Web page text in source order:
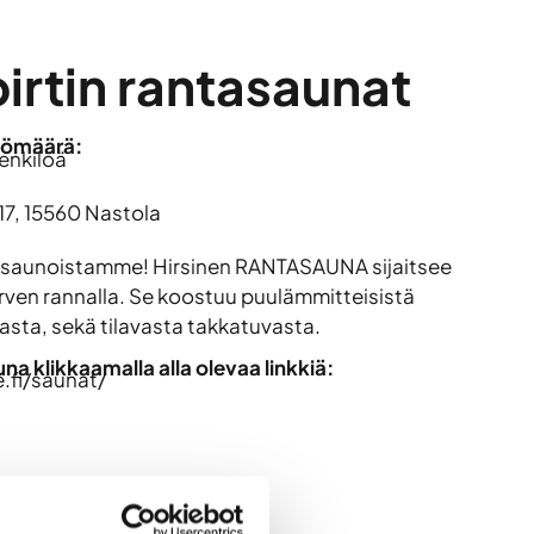
rantasaunat
15560 Nastola
Hirsinen RANTASAUNA sijaitsee
rannalla. Se koostuu puulämmitteisistä
sekä tilavasta takkatuvasta.
klikkaamalla alla olevaa linkkiä:
saunat/